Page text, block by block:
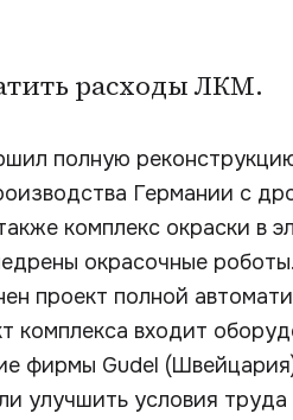
расходы ЛКМ.
полную
Германии с
комплекс окраски в
окрасочные роботы.
проект полной
комплекса входит
фирмы Gudel
улучшить условия